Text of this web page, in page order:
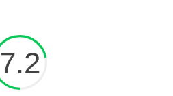
7.2